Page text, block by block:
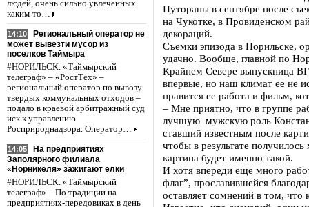
людей, очень сильно увлеченных
каким-то…
14:10
Региональный оператор не
может вывезти мусор из
поселков Таймыра
#НОРИЛЬСК. «Таймырский
телеграф» – «РостТех» –
региональный оператор по вывозу
твердых коммунальных отходов –
подало в краевой арбитражный суд
иск к управлению
Росприроднадзора. Оператор…
14:05
На предприятиях
Заполярного филиала
«Норникеля» зажигают елки
#НОРИЛЬСК. «Таймырский
телеграф» – По традиции на
предприятиях-передовиках в день
Путораны в сентябре после
на Чукотке, в Провиденском
декораций.
Съемки эпизода в Норильске,
удачно. Вообще, главной по
Крайнем Севере выпускница
впервые, но наш климат ее не
нравится ее работа и фильм,
– Мне приятно, что в группе
лучшую мужскую роль
ставший известным после
чтобы в результате
картина будет именно такой.
И хотя впереди еще много
флаг”, прославившейся
оставляет сомнений в том,